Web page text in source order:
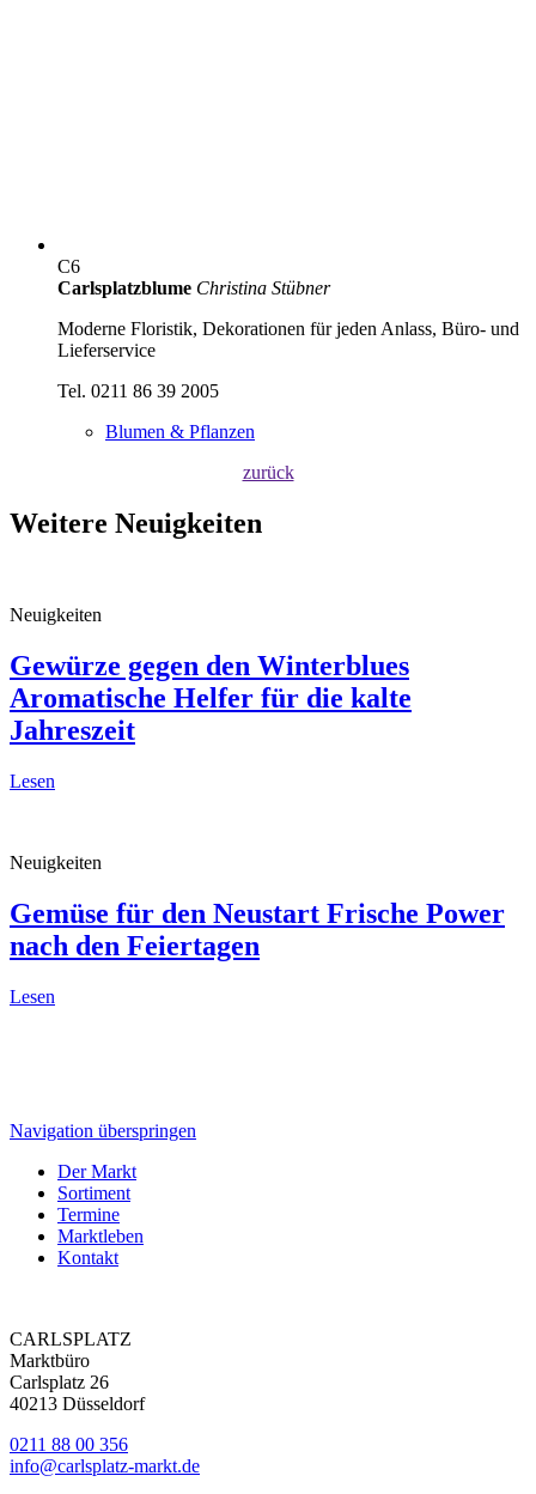
C6
Carlsplatzblume Christina Stübner
Moderne Floristik, Dekorationen für jeden Anlass, Büro- und
Lieferservice
Tel. 0211 86 39 2005
Blumen & Pflanzen
zurück
Weitere Neuigkeiten
Neuigkeiten
Gewürze gegen den Winterblues
Aromatische Helfer für die kalte
Jahreszeit
Lesen
Neuigkeiten
Gemüse für den Neustart Frische Power
nach den Feiertagen
Lesen
Navigation überspringen
Der Markt
Sortiment
Termine
Marktleben
Kontakt
CARLSPLATZ
Marktbüro
Carlsplatz 26
40213 Düsseldorf
0211 88 00 356
info@carlsplatz-markt.de